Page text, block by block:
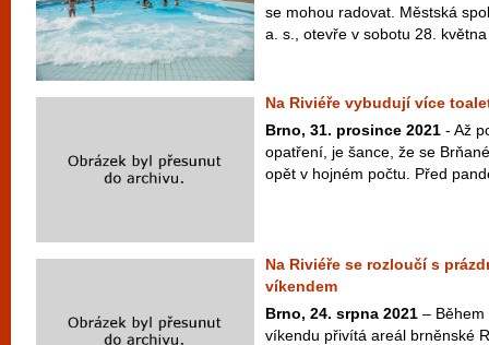
se mohou radovat. Městská
a. s., otevře v sobotu 28.
Na Riviéře vybudují více
Brno, 31. prosince 2021 - Až
opatření, je šance, že se
opět v hojném počtu. Před
Na Riviéře se rozloučí s
víkendem
Brno, 24. srpna 2021 –
víkendu přivítá areál brněnské